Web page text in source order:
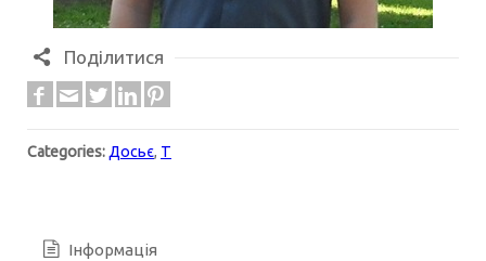
Поділитися
Categories:Досьє, Т
Інформація